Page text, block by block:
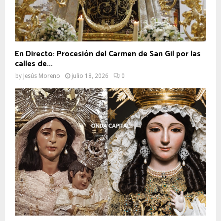
En Directo: Procesión del Carmen de San Gil por las
calles de...
by Jesús Moreno julio 18, 2026 0